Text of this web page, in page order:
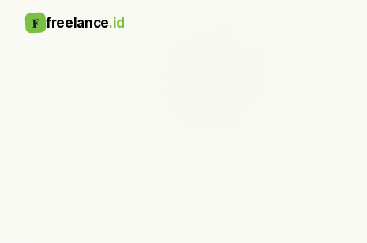
F freelance.id